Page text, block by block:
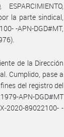
la parte sindical,
-APN-DGD#MT,
de la Dirección
Cumplido, pase a
del registro del
APN-DGD#MT
2020-89022100- -